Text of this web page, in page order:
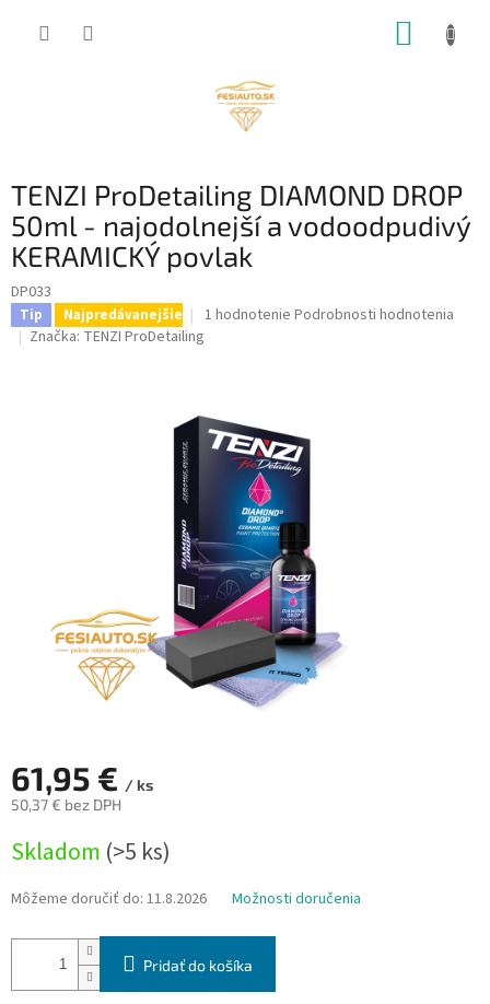
TENZI ProDetailing DIAMOND DROP
50ml - najodolnejší a vodoodpudivý
KERAMICKÝ povlak
DP033
Tip Najpredávanejšie
Priemerné
hodnotenie
z
5
hviezdičiek.
1 hodnotenie Podrobnosti hodnotenia
Značka: TENZI ProDetailing
61,95 € / ks
50,37 € bez DPH
cena:
Skladom (>5 ks)
Môžeme doručiť do: 11.8.2026 Možnosti doručenia
Pridať do košíka